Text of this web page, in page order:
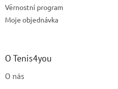
Věrnostní program
Moje objednávka
O Tenis4you
O nás